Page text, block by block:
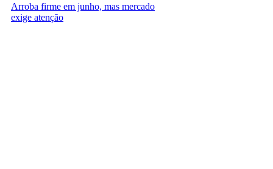
Arroba firme em junho, mas mercado
exige atenção